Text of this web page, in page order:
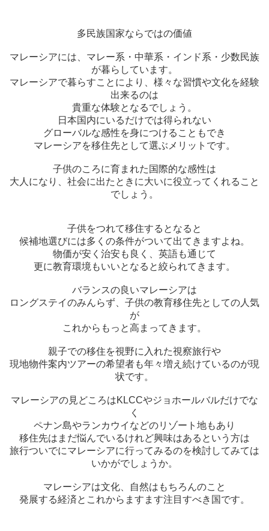
多民族国家ならではの価値
マレーシアには、マレー系・中華系・インド系・少数民族
が暮らしています。
マレーシアで暮らすことにより、様々な習慣や文化を経験
出来るのは
貴重な体験となるでしょう。
日本国内にいるだけでは得られない
グローバルな感性を身につけることもでき
マレーシアを移住先として選ぶメリットです。
子供のころに育まれた国際的な感性は
大人になり、社会に出たときに大いに役立ってくれること
でしょう。
子供をつれて移住するとなると
候補地選びには多くの条件がついて出てきますよね。
物価が安く治安も良く、英語も通じて
更に教育環境もいいとなると絞られてきます。
バランスの良いマレーシアは
ロングステイのみんらず、子供の教育移住先としての人気
が
これからもっと高まってきます。
親子での移住を視野に入れた視察旅行や
現地物件案内ツアーの希望者も年々増え続けているのが現
状です。
マレーシアの見どころはKLCCやジョホールバルだけでな
く
ペナン島やランカウイなどのリゾート地もあり
移住先はまだ悩んでいるけれど興味はあるという方は
旅行ついでにマレーシアに行ってみるのを検討してみては
いかがでしょうか。
マレーシアは文化、自然はもちろんのこと
発展する経済とこれからますます注目すべき国です。